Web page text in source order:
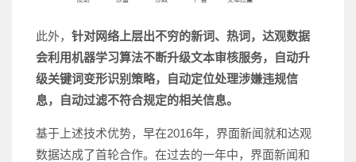
此外， 针对网络上层出不穷的新词、热词，达观数据
会利用机器学习算法不断升级文本审核服务，自动升
级关键词变形识别策略，自动定位处理涉嫌违规信
息，自动过滤不符合规定的相关信息。
基于上述技术优势，早在2016年，界面新闻就和达观
数据达成了首轮合作。在过去的一年中，界面新闻和